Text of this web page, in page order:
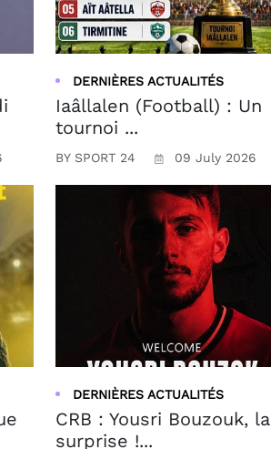
DERNIÈRES ACTUALITÉS
Iaâllalen (Football) : Un
tournoi ...
BY SPORT 24 09 July 2026
DERNIÈRES ACTUALITÉS
CRB : Yousri Bouzouk, la
surprise !...